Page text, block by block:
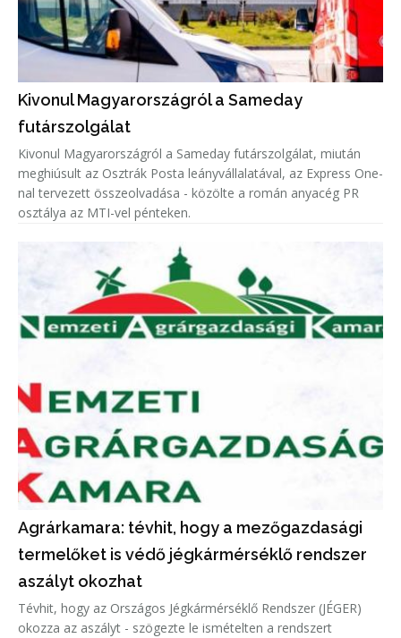
Kivonul Magyarországról a Sameday
futárszolgálat
Kivonul Magyarországról a Sameday futárszolgálat, miután
meghiúsult az Osztrák Posta leányvállalatával, az Express One-
nal tervezett összeolvadása - közölte a román anyacég PR
osztálya az MTI-vel pénteken.
Agrárkamara: tévhit, hogy a mezőgazdasági
termelőket is védő jégkármérséklő rendszer
aszályt okozhat
Tévhit, hogy az Országos Jégkármérséklő Rendszer (JÉGER)
okozza az aszályt - szögezte le ismételten a rendszert